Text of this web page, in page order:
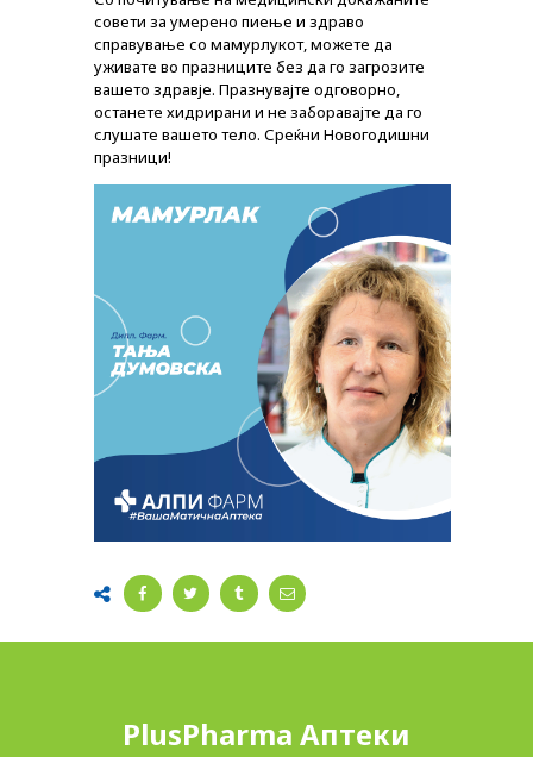
совети за умерено пиење и здраво
справување со мамурлукот, можете да
уживате во празниците без да го загрозите
вашето здравје. Празнувајте одговорно,
останете хидрирани и не заборавајте да го
слушате вашето тело. Среќни Новогодишни
празници!
PlusPharma Аптеки